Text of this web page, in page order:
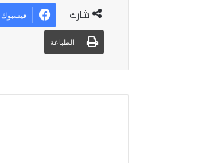
شارك فيسبوك
الطباعة